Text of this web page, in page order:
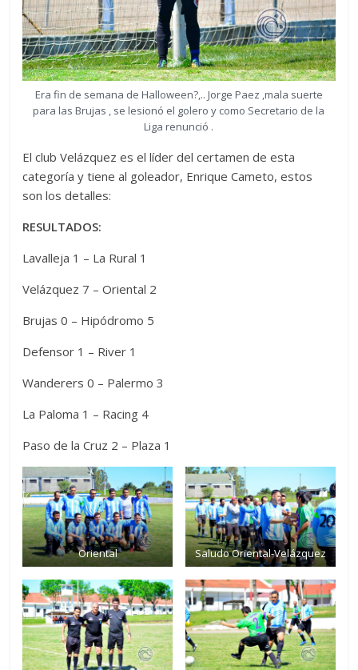
Era fin de semana de Halloween?,.. Jorge Paez ,mala suerte
para las Brujas , se lesionó el golero y como Secretario de la
Liga renunció .
El club Velázquez es el líder del certamen de esta
categoría y tiene al goleador, Enrique Cameto, estos
son los detalles:
RESULTADOS:
Lavalleja 1 – La Rural 1
Velázquez 7 – Oriental 2
Brujas 0 – Hipódromo 5
Defensor 1 – River 1
Wanderers 0 – Palermo 3
La Paloma 1 – Racing 4
Paso de la Cruz 2 – Plaza 1
Oriental Saludo Oriental-Velázquez